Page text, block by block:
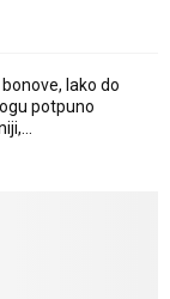
lako do
potpuno